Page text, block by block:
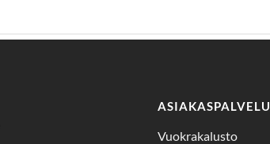
ASIAKASPALVELU
Vuokrakalusto